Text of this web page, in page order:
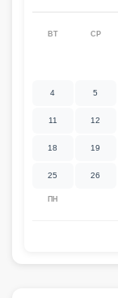
ПН
ВТ СР
4 5
11 12
18 19
25 26